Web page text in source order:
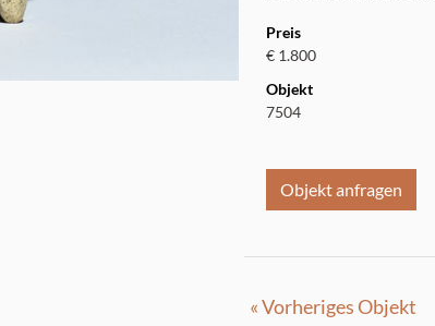
Preis
€ 1.800
Objekt
7504
Objekt anfragen
« Vorheriges Objekt